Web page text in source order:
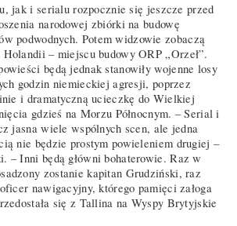
jak i serialu rozpocznie się jeszcze przed
narodowej zbiórki na budowę
podwodnych. Potem widzowie zobaczą
– miejscu budowy ORP „Orzeł”.
będą jednak stanowiły wojenne losy
godzin niemieckiej agresji, poprzez
i dramatyczną ucieczkę do Wielkiej
gdzieś na Morzu Północnym. – Serial i
jasna wiele wspólnych scen, ale jedna
nie będzie prostym powieleniem drugiej –
– Inni będą główni bohaterowie. Raz w
zostanie kapitan Grudziński, raz
nawigacyjny, którego pamięci załoga
się z Tallina na Wyspy Brytyjskie